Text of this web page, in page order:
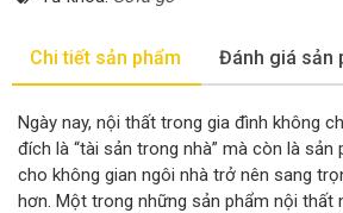
Chi tiết sản phẩm Đánh giá sản
Ngày nay, nội thất trong gia đình không
đích là “tài sản trong nhà” mà còn là sản
cho không gian ngôi nhà trở nên sang
hơn. Một trong những sản phẩm nội thất